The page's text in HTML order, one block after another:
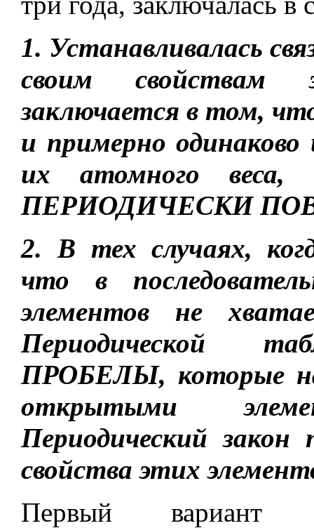
1. Устанавливалась
своим свойствам
заключается в том,
и примерно
их атомного
ПЕРИОДИЧЕСКИ
2. В тех случаях,
что в
элементов не
Периодической
ПРОБЕЛЫ, которые
открытыми
Периодический
свойства этих
Первый вариант